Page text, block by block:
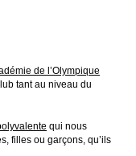
de l’Olympique
tant au niveau du
qui nous
filles ou garçons, qu’ils